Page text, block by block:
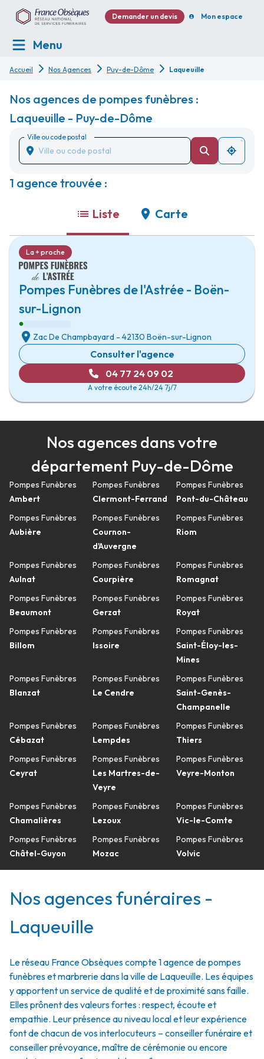
Demander un devis Mon espace
Menu
Accueil Nos Agences Puy-de-Dôme Laqueuille
Nos agences de pompes funèbres :
Laqueuille - Puy-de-Dôme
Ville ou code postal
1 agence trouvée :
Liste Carte
Pompes Funèbres de l'Astrée - Boën-
sur-Lignon
La + proche
Zac De Champbayard - 42130 Boën-sur-Lignon
Consulter l'agence
04 77 24 09 02
A votre écoute 24h/24 7j/7
Nos agences dans votre
département Puy-de-Dôme
Pompes Funèbres
Ambert
Pompes Funèbres
Aubière
Pompes Funèbres
Aulnat
Pompes Funèbres
Beaumont
Pompes Funèbres
Billom
Pompes Funèbres
Blanzat
Pompes Funèbres
Cébazat
Pompes Funèbres
Ceyrat
Pompes Funèbres
Chamalières
Pompes Funèbres
Châtel-Guyon
Pompes Funèbres
Clermont-Ferrand
Pompes Funèbres
Cournon-
d'Auvergne
Pompes Funèbres
Courpière
Pompes Funèbres
Gerzat
Pompes Funèbres
Issoire
Pompes Funèbres
Le Cendre
Pompes Funèbres
Lempdes
Pompes Funèbres
Les Martres-de-
Veyre
Pompes Funèbres
Lezoux
Pompes Funèbres
Mozac
Pompes Funèbres
Pont-du-Château
Pompes Funèbres
Riom
Pompes Funèbres
Romagnat
Pompes Funèbres
Royat
Pompes Funèbres
Saint-Éloy-les-
Mines
Pompes Funèbres
Saint-Genès-
Champanelle
Pompes Funèbres
Thiers
Pompes Funèbres
Veyre-Monton
Pompes Funèbres
Vic-le-Comte
Pompes Funèbres
Volvic
Nos agences funéraires -
Laqueuille
Le réseau France Obsèques compte 1 agence de pompes
funèbres et marbrerie dans la ville de Laqueuille. Les équipes
y apportent un service de qualité et de proximité sans faille.
Elles prônent des valeurs fortes : respect, écoute et
empathie. Leur présence au niveau local et leur expérience
font de chacun de vos interlocuteurs – conseiller funéraire et
conseiller prévoyance, maître de cérémonie ou encore